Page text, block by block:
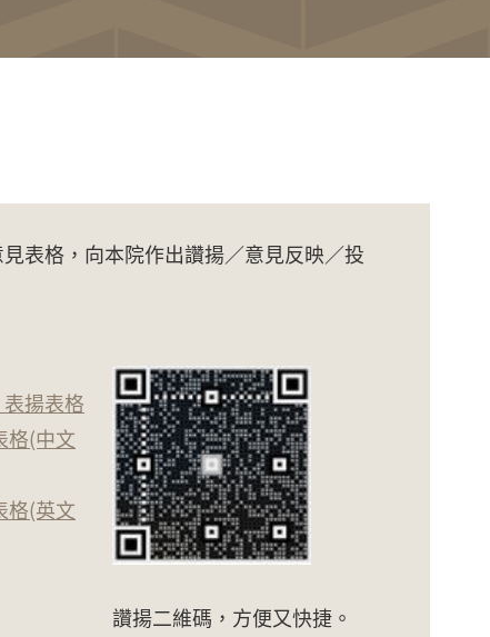
表格，向本院作出讚揚／意見反映／投
揚表格
格(中文
格(英文
讚揚二維碼，方便又快捷。